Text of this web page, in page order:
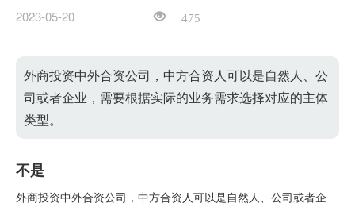
2023-05-20 475
外商投资中外合资公司，中方合资人可以是自然人、公
司或者企业，需要根据实际的业务需求选择对应的主体
类型。
不是
外商投资中外合资公司，中方合资人可以是自然人、公司或者企